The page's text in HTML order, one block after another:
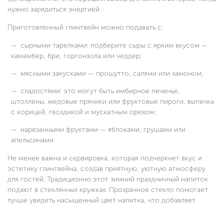
нужно зарядиться энергией.
Приготовленный глинтвейн можно подавать с:
сырными тарелками: подберите сыры с ярким вкусом —
камамбер, бри, горгонзола или чеддер;
мясными закусками — прошутто, салями или хамоном;
сладостями: это могут быть имбирное печенье,
штоллены, медовые пряники или фруктовые пироги, выпечка
с корицей, гвоздикой и мускатным орехом;
нарезанными фруктами — яблоками, грушами или
апельсинами.
Не менее важна и сервировка, которая подчеркнет вкус и
эстетику глинтвейна, создав приятную, уютную атмосферу
для гостей. Традиционно этот зимний праздничный напиток
подают в стеклянных кружках. Прозрачное стекло помогает
лучше увидеть насыщенный цвет напитка, что добавляет